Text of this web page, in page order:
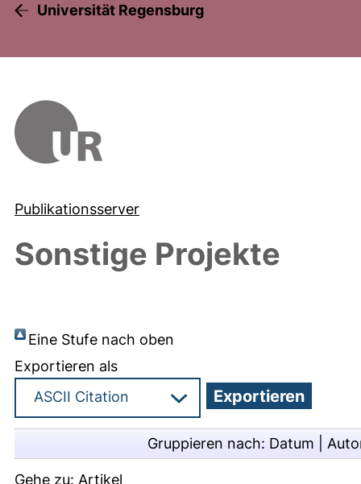
Universität Regensburg
Publikationsserver
Sonstige Projekte
Eine Stufe nach oben
Exportieren als
Gruppieren nach: Datum
Gehe zu: Artikel